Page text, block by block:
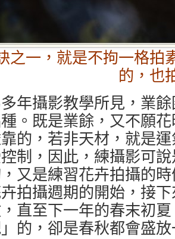
之一，就是不拘一格拍
的，也
年攝影教學所見，業
。既是業餘，又不願
的，若非天材，就是
制，因此，練攝影可
又是練習花卉拍攝的
拍攝週期的開始，接
直至下一年的春末初
的，卻是春秋都會盛